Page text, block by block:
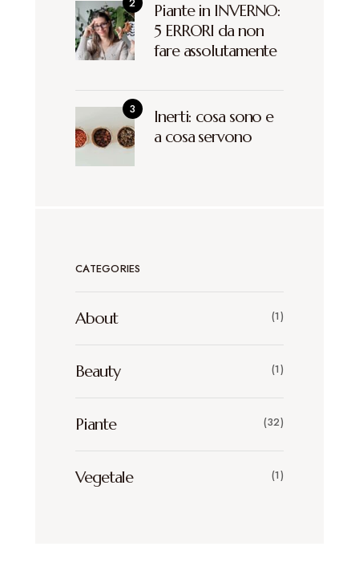
Piante in INVERNO:
5 ERRORI da non
fare assolutamente
Inerti: cosa sono e
a cosa servono
CATEGORIES
About (1)
Beauty (1)
Piante (32)
Vegetale (1)